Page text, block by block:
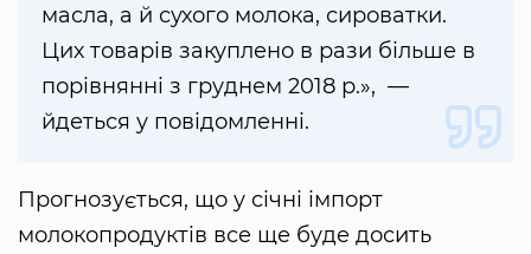
масла, а й сухого молока, сироватки.
Цих товарів закуплено в рази більше в
порівнянні з груднем 2018 р.», —
йдеться у повідомленні.
Прогнозується, що у січні імпорт
молокопродуктів все ще буде досить